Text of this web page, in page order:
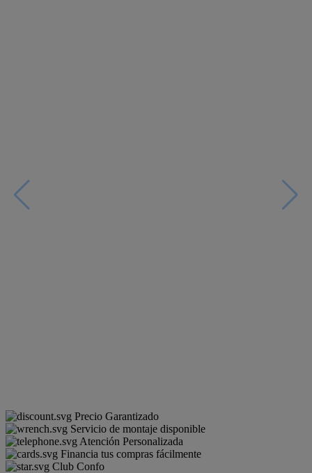
Precio Garantizado
Servicio de montaje disponible
Atención Personalizada
Financia tus compras fácilmente
Club Confo